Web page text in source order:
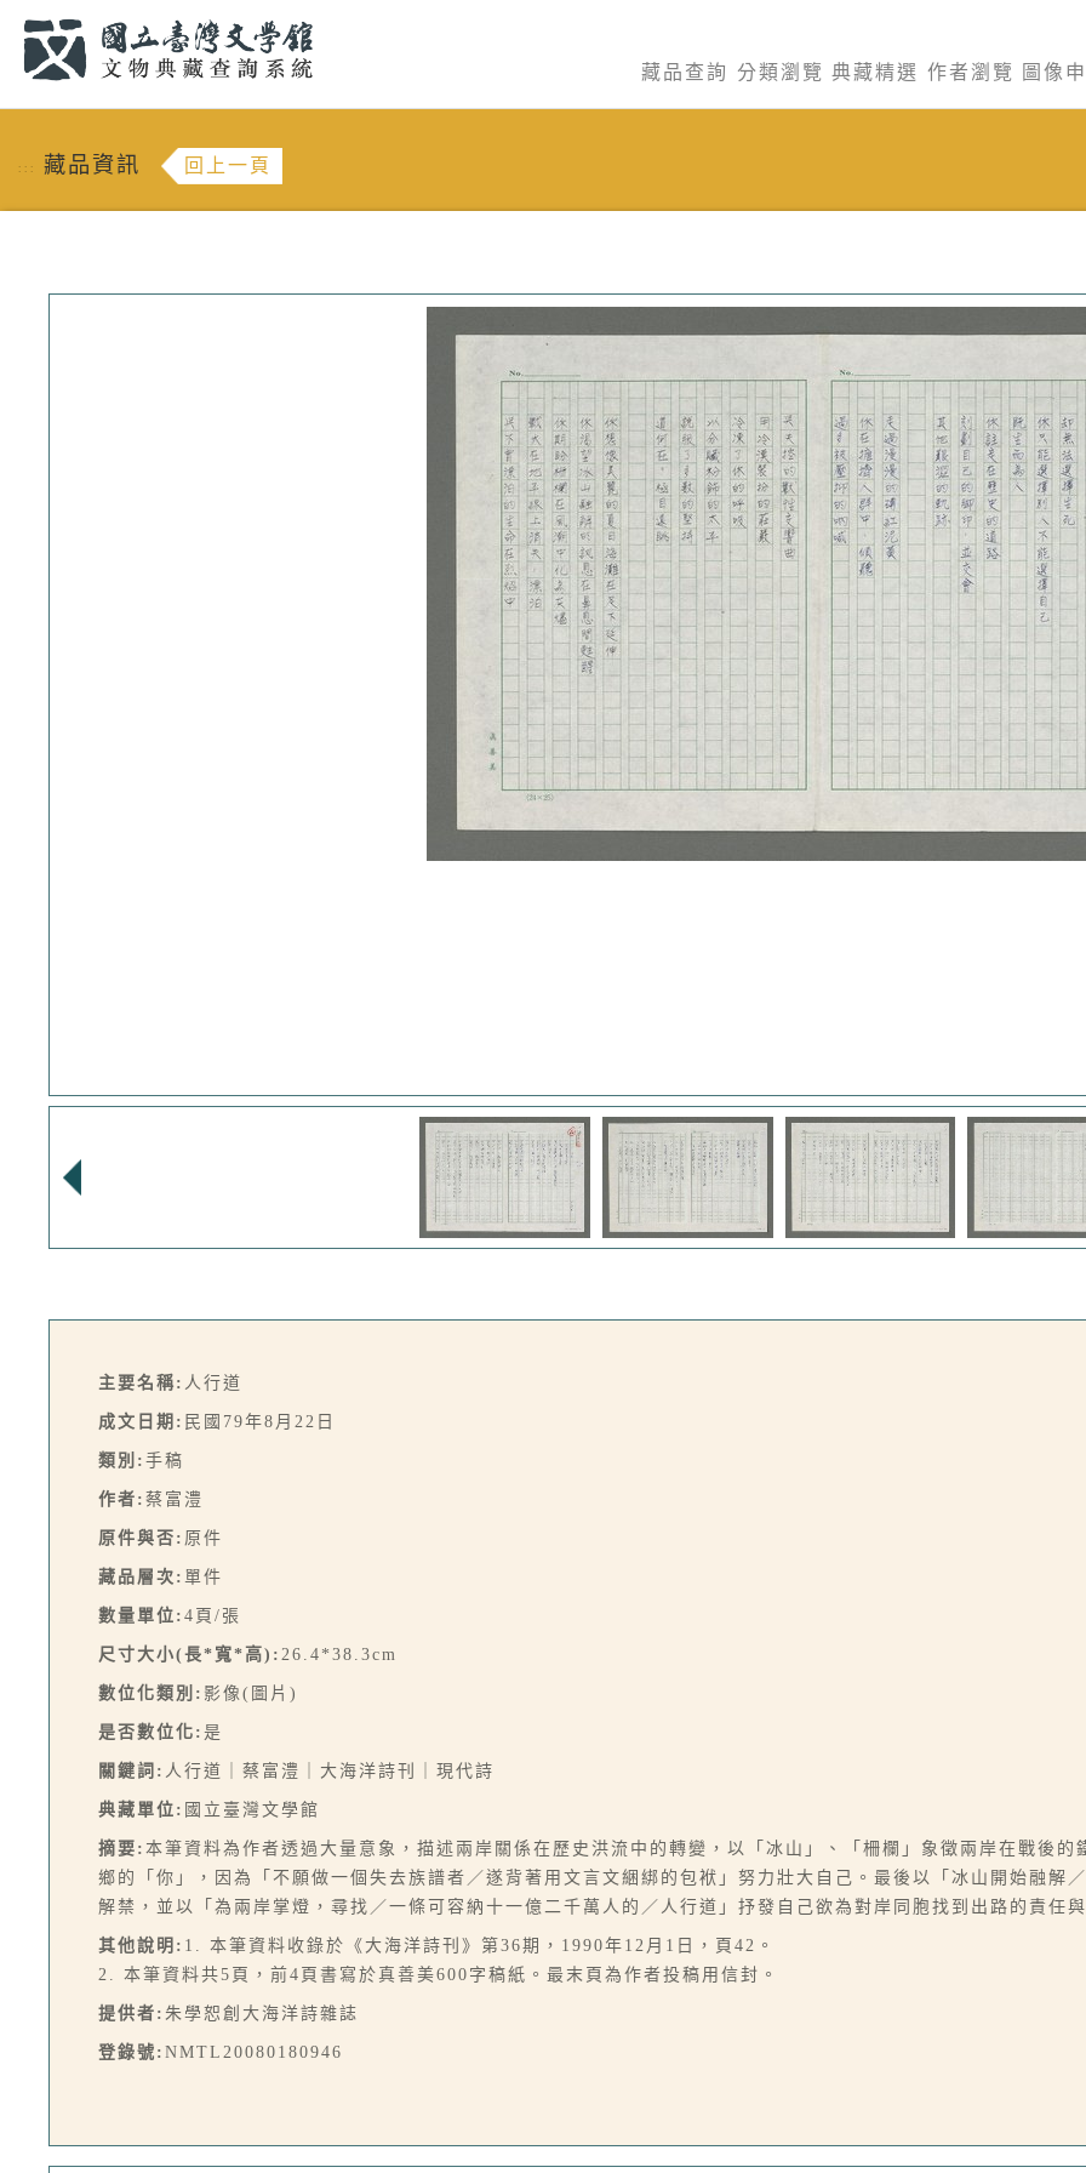
藏品查詢 分類瀏覽 典藏精選 作者瀏覽 圖像
::: 藏品資訊 回上一頁
主要名稱: 人行道
成文日期: 民國79年8月22日
類別: 手稿
作者: 蔡富澧
原件與否: 原件
藏品層次: 單件
數量單位: 4頁/張
尺寸大小(長*寬*高): 26.4*38.3cm
數位化類別: 影像(圖片)
是否數位化: 是
關鍵詞: 人行道｜蔡富澧｜大海洋詩刊｜現代詩
典藏單位: 國立臺灣文學館
摘要: 本筆資料為作者透過大量意象，描述兩岸關係在歷史洪流中的轉變，以「冰山」、「柵欄」象徵兩岸在戰後
鄉的「你」，因為「不願做一個失去族譜者／遂背著用文言文綑綁的包袱」努力壯大自己。最後以「冰山開始融解
解禁，並以「為兩岸掌燈，尋找／一條可容納十一億二千萬人的／人行道」抒發自己欲為對岸同胞找到出路的責任
其他說明: 1. 本筆資料收錄於《大海洋詩刊》第36期，1990年12月1日，頁42。
2. 本筆資料共5頁，前4頁書寫於真善美600字稿紙。最末頁為作者投稿用信封。
提供者: 朱學恕創大海洋詩雜誌
登錄號: NMTL20080180946